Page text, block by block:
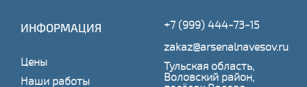
ИНФОРМАЦИЯ
Цены
Наши работы
+7 (999) 444-73-15
zakaz@arsenalnavesov.ru
Тульская область,
Воловский район,